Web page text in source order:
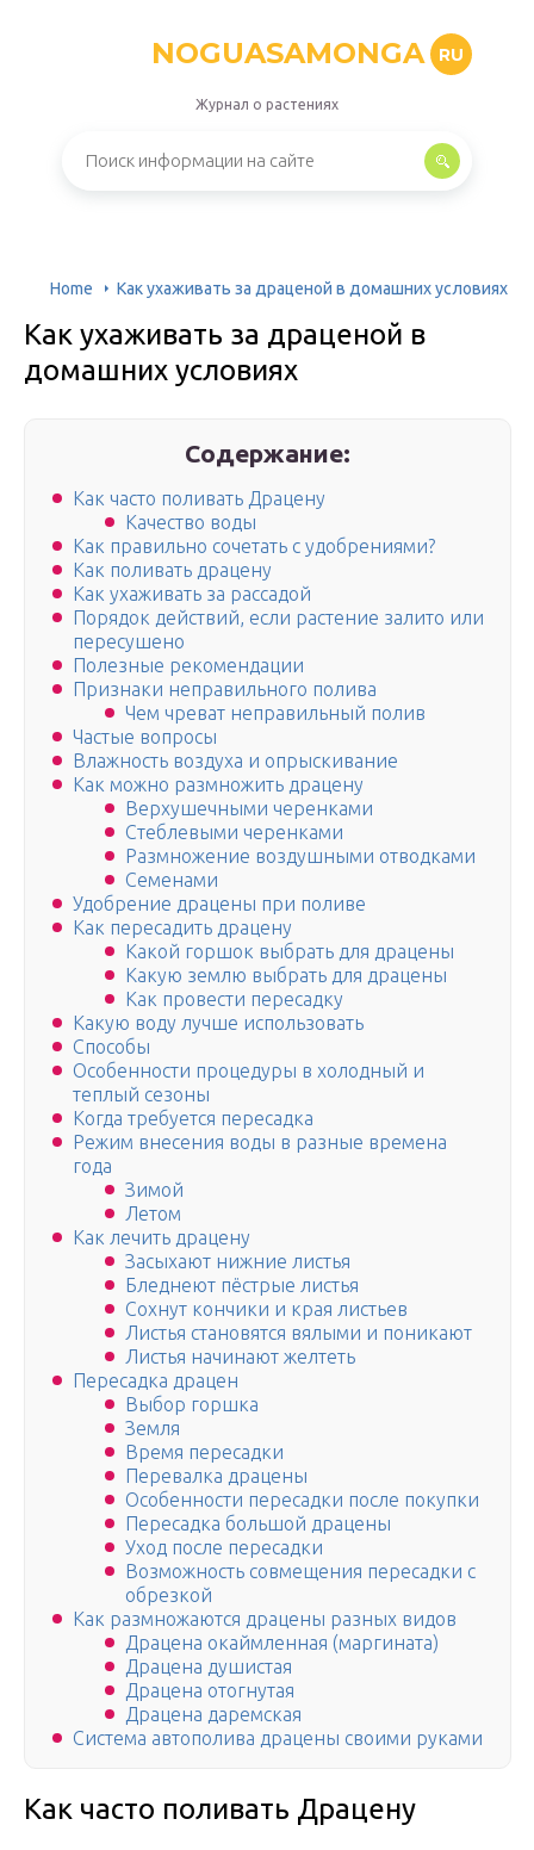
NOGUASAMONGA RU
Журнал о растениях
Home Как ухаживать за драценой в домашних условиях
Как ухаживать за драценой в
домашних условиях
Содержание:
Как часто поливать Драцену
Качество воды
Как правильно сочетать с удобрениями?
Как поливать драцену
Как ухаживать за рассадой
Порядок действий, если растение залито или
пересушено
Полезные рекомендации
Признаки неправильного полива
Чем чреват неправильный полив
Частые вопросы
Влажность воздуха и опрыскивание
Как можно размножить драцену
Верхушечными черенками
Стеблевыми черенками
Размножение воздушными отводками
Семенами
Удобрение драцены при поливе
Как пересадить драцену
Какой горшок выбрать для драцены
Какую землю выбрать для драцены
Как провести пересадку
Какую воду лучше использовать
Способы
Особенности процедуры в холодный и
теплый сезоны
Когда требуется пересадка
Режим внесения воды в разные времена
года
Зимой
Летом
Как лечить драцену
Засыхают нижние листья
Бледнеют пёстрые листья
Сохнут кончики и края листьев
Листья становятся вялыми и поникают
Листья начинают желтеть
Пересадка драцен
Выбор горшка
Земля
Время пересадки
Перевалка драцены
Особенности пересадки после покупки
Пересадка большой драцены
Уход после пересадки
Возможность совмещения пересадки с
обрезкой
Как размножаются драцены разных видов
Драцена окаймленная (маргината)
Драцена душистая
Драцена отогнутая
Драцена даремская
Система автополива драцены своими руками
Как часто поливать Драцену